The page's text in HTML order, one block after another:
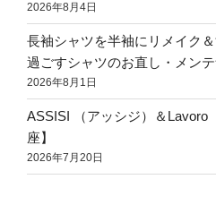
2026年8月4日
長袖シャツを半袖にリメイク
過ごすシャツのお直し・メン
2026年8月1日
ASSISI （アッシジ）＆Lavoro
座】
2026年7月20日